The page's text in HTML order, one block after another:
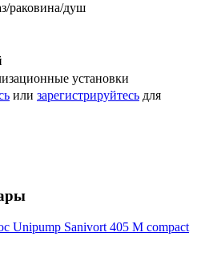
раковина/душ
установки
или зарегистрируйтесь для